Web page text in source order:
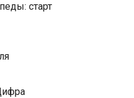
старт